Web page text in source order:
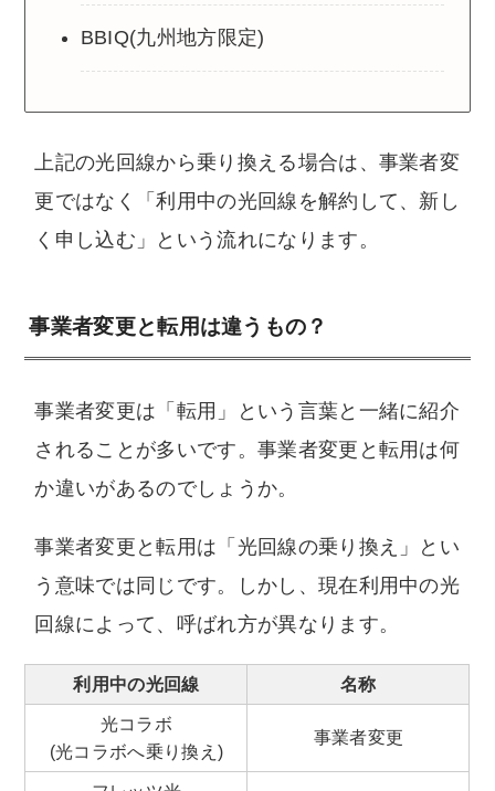
BBIQ(九州地方限定)
上記の光回線から乗り換える場合は、事業者変
更ではなく「利用中の光回線を解約して、新し
く申し込む」という流れになります。
事業者変更と転用は違うもの？
事業者変更は「転用」という言葉と一緒に紹介
されることが多いです。事業者変更と転用は何
か違いがあるのでしょうか。
事業者変更と転用は「光回線の乗り換え」とい
う意味では同じです。しかし、現在利用中の光
回線によって、呼ばれ方が異なります。
利用中の光回線
名称
光コラボ
(光コラボへ乗り換え)
事業者変更